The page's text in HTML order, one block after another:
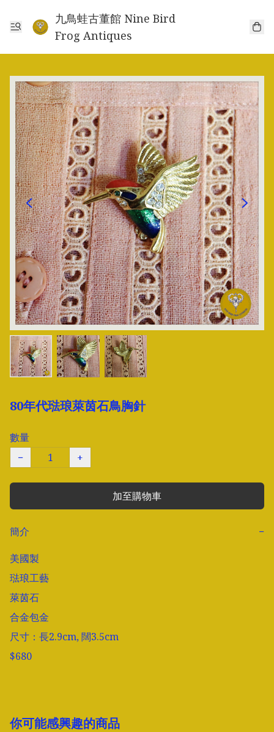
九鳥蛙古董館 Nine Bird
Frog Antiques
80年代琺琅萊茵石鳥胸針
數量
−
+
加至購物車
簡介
−
美國製
琺琅工藝
萊茵石
合金包金
尺寸：長2.9cm, 闊3.5cm
$680
你可能感興趣的商品